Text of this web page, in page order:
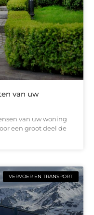
van uw
van uw woning
een groot deel de
VERVOER EN TRANSPORT